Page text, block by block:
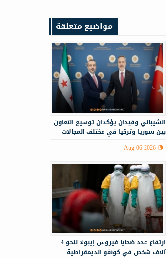
مواضيع متعلقة
الشيباني وفيدان يؤكدان توسيع التعاون
بين سوريا وتركيا في مختلف المجالات
Aug 06 2026
ارتفاع عدد ضحايا فيروس إيبولا لنحو 4
آلاف شخص في كونغو الديمقراطية